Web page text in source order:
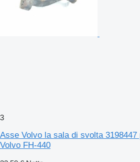
3
Asse Volvo la sala di svolta
Volvo FH-440